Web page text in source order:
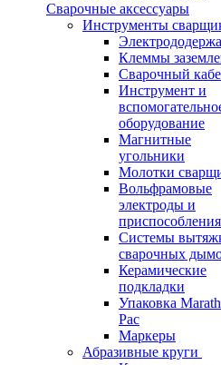
Сварочные аксессуары
Инструменты
Клеммы
Сварочный
Инструмент и
оборудование
Магнитные
угольники
Молотки
Вольфрамовые
электроды и
приспособления
Системы
сварочных
Керамические
подкладки
Упаковка
Pac
Маркеры
Абразивные круги